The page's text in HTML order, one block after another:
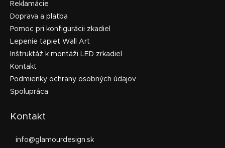
Reklamácie
Doprava a platba
Pomoc pri konfigurácii zkadiel
Lepenie tapiet Wall Art
Inštruktáž k montáži LED zrkadiel
Kontakt
Podmienky ochrany osobných údajov
Spolupráca
Kontakt
info@glamourdesign.sk